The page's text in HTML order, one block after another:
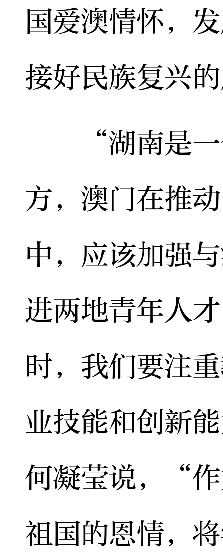
国爱澳情怀，
接好民族复兴
“湖南是一
方，澳门在推
中，应该加强
进两地青年人
时，我们要注
业技能和创新
何凝莹说，“
祖国的恩情，